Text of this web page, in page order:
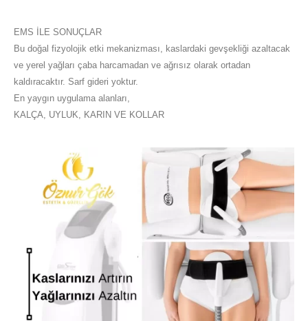
EMS İLE SONUÇLAR
Bu doğal fizyolojik etki mekanizması, kaslardaki gevşekliği azaltacak
ve yerel yağları çaba harcamadan ve ağrısız olarak ortadan
kaldıracaktır. Sarf gideri yoktur.
En yaygın uygulama alanları,
KALÇA, UYLUK, KARIN VE KOLLAR